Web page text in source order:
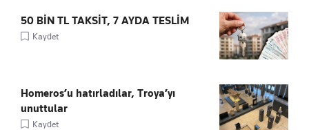
50 BİN TL TAKSİT, 7 AYDA TESLİM
Kaydet
Homeros’u hatırladılar, Troya’yı
unuttular
Kaydet